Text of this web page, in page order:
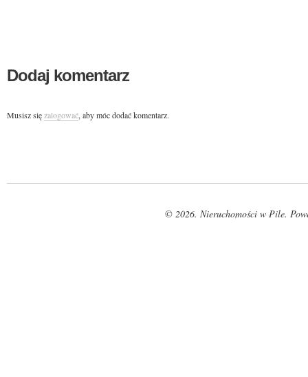
Dodaj komentarz
Musisz sięzalogować, aby móc dodać komentarz.
© 2026. Nieruchomości w Pile.